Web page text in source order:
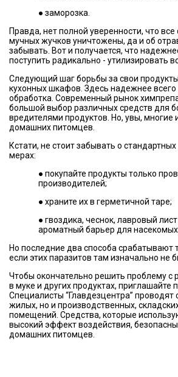
● заморозка.
Правда, нет полной уверенности, что
мучных жучков уничтожены, да и об
забывать. Вот и получается, что
поступить радикально - утилизировать
Следующий шаг борьбы за свои
кухонных шкафов. Здесь надежнее всего
обработка. Современный рынок
большой выбор различных средств для
вредителями продуктов. Но, увы, многие
домашних питомцев.
Кстати, не стоит забывать о
мерах:
● покупайте продукты только
производителей;
● храните их в герметичной таре;
● гвоздика, чеснок, лавровый
ароматный барьер для насекомых.
Но последние два способа срабатывают
если этих паразитов там изначально не
Чтобы окончательно решить проблему с
в муке и других продуктах, приглашайте
Специалисты “Главдезцентра” проводят
жилых, но и производственных,
помещений. Средства, которые
высокий эффект воздействия,
домашних питомцев.